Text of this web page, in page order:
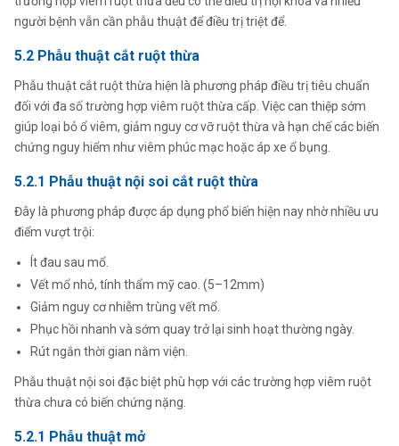
người bệnh vẫn cần phẫu thuật để điều trị triệt để.
5.2 Phẫu thuật cắt ruột thừa
Phẫu thuật cắt ruột thừa hiện là phương pháp điều trị tiêu chuẩn
đối với đa số trường hợp viêm ruột thừa cấp. Việc can thiệp sớm
giúp loại bỏ ổ viêm, giảm nguy cơ vỡ ruột thừa và hạn chế các biến
chứng nguy hiểm như viêm phúc mạc hoặc áp xe ổ bụng.
5.2.1 Phẫu thuật nội soi cắt ruột thừa
Đây là phương pháp được áp dụng phổ biến hiện nay nhờ nhiều ưu
điểm vượt trội:
Ít đau sau mổ.
Vết mổ nhỏ, tính thẩm mỹ cao. (5–12mm)
Giảm nguy cơ nhiễm trùng vết mổ.
Phục hồi nhanh và sớm quay trở lại sinh hoạt thường ngày.
Rút ngắn thời gian nằm viện.
Phẫu thuật nội soi đặc biệt phù hợp với các trường hợp viêm ruột
thừa chưa có biến chứng nặng.
5.2.1 Phẫu thuật mở